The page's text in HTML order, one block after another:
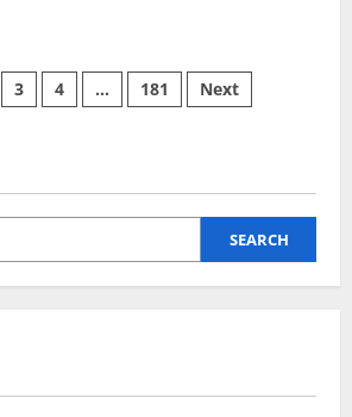
3 4 … 181 Next
SEARCH